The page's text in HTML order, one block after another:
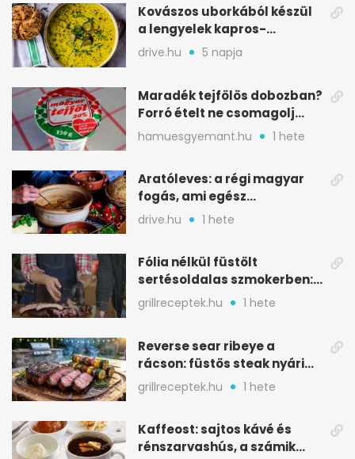
Kovászos uborkából készül
a lengyelek kapros-
savanykás levese
drive.hu 5 napja
Maradék tejfölös dobozban?
Forró ételt ne csomagolj
ilyen tégelybe
hamuesgyemant.hu 1 hete
Aratóleves: a régi magyar
fogás, ami egész
csapatokat jóllakatott
drive.hu 1 hete
Fólia nélkül füstölt
sertésoldalas szmokerben:
ropogós bark, 6 óra
grillreceptek.hu 1 hete
Reverse sear ribeye a
rácson: füstös steak nyári
tökkebabbal
grillreceptek.hu 1 hete
Kaffeost: sajtos kávé és
rénszarvashús, a számik